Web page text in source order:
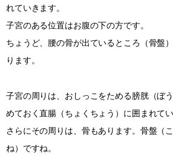
れていきます。
子宮のある位置はお腹の下の方です。
ちょうど、腰の骨が出ているところ（骨盤
ります。
子宮の周りは、おしっこをためる膀胱（ぼ
めておく直腸（ちょくちょう）に囲まれてい
さらにその周りは、骨もあります。骨盤（
ね）ですね。